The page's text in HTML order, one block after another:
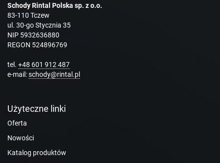
Schody Rintal Polska sp. z o.o.
83-110 Tczew
ul. 30-go Stycznia 35
NIP 5932636880
REGON 524896769
tel. +48 601 912 487
e-mail:schody@rintal.pl
Użyteczne linki
Oferta
Nowości
Katalog produktów